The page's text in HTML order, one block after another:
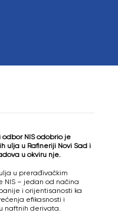
odbor NIS odobrio je
ulja u Rafineriji Novi Sad i
u okviru nje.
u prerađivačkim
– jedan od načina
i orijentisanosti ka
efikasnosti i
naftnih derivata.